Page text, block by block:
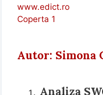
www.edict.ro
Coperta 1
Autor: Simona
Analiza